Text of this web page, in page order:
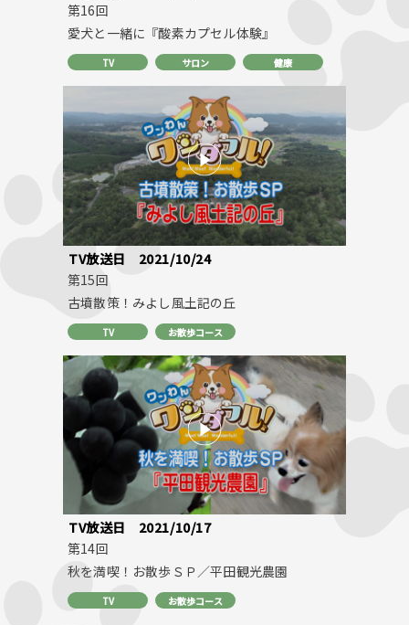
第16回
愛犬と一緒に『酸素カプセル体験』
TV サロン 健康
TV放送日
2021/10/24
第15回
古墳散策！みよし風土記の丘
TV お散歩コース
TV放送日
2021/10/17
第14回
秋を満喫！お散歩ＳＰ／平田観光農園
TV お散歩コース